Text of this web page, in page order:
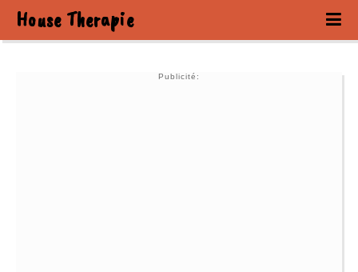
House Therapie
Publicité: